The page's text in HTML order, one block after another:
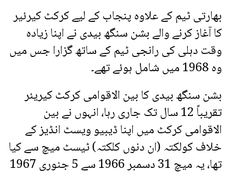
بھارتی ٹیم کے علاوہ پنجاب کے لیے کرکٹ کیرئیر
کا آغاز کرنے والے بشن سنگھ بیدی نے اپنا زیادہ
وقت دہلی کی رانجی ٹیم کے ساتھ گزارا جس میں
وہ 1968 میں شامل ہوئے تھے۔
بشن سنگھ بیدی کا بین الاقوامی کرکٹ کیریئر
تقریباً 12 سال تک جاری رہا، انہوں نے بین
الاقوامی کرکٹ میں اپنا ڈیبیو ویسٹ انڈیز کے
خلاف کولکتہ (ان دنوں کلکتہ) ٹیسٹ میچ سے کیا
تھا، یہ میچ 31 دسمبر 1966 سے 5 جنوری 1967